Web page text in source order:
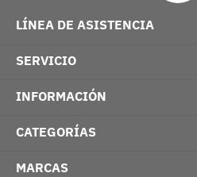
LÍNEA DE ASISTENCIA
SERVICIO
INFORMACIÓN
CATEGORÍAS
MARCAS